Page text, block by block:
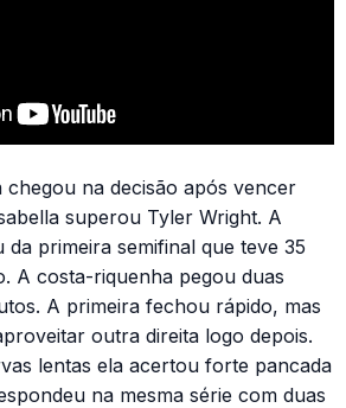
chegou na decisão após vencer
superou Tyler Wright. A
da primeira semifinal que teve 35
A costa-riquenha pegou duas
A primeira fechou rápido, mas
outra direita logo depois.
lentas ela acertou forte pancada
na mesma série com duas